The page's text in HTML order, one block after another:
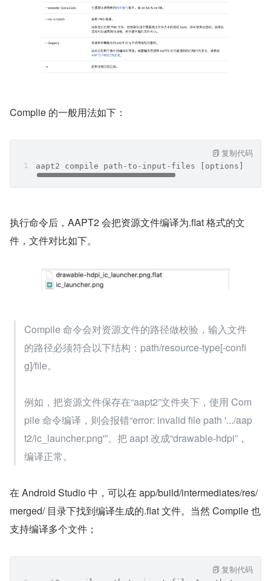
Complie 的一般用法如下：
aapt2 compile path-to-input-files [options] -o
复制代码
执行命令后，AAPT2 会把资源文件编译为.flat 格式的文
件，文件对比如下。
Compile 命令会对资源文件的路径做校验，输入文件
的路径必须符合以下结构：path/resource-type[-confi
g]/file。
例如，把资源文件保存在“aapt2”文件夹下，使用 Com
pile 命令编译，则会报错“error: invalid file path '.../aap
t2/ic_launcher.png'”。把 aapt 改成“drawable-hdpi”，
编译正常。
在 Android Studio 中，可以在 app/build/intermediates/res/
merged/ 目录下找到编译生成的.flat 文件。当然 Compile 也
支持编译多个文件；
复制代码